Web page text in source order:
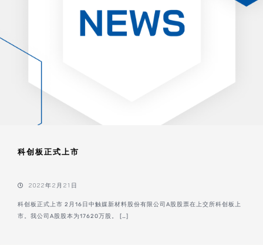
科创板正式上市
2022年2月21日
科创板正式上市 2月16日中触媒新材料股份有限公司A股股票在上交所科创板上
市。我公司A股股本为17620万股。 […]